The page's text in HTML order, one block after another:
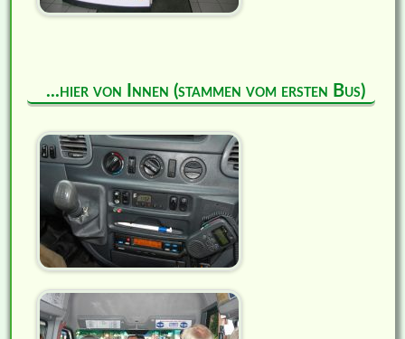
...hier von Innen (stammen vom ersten Bus)